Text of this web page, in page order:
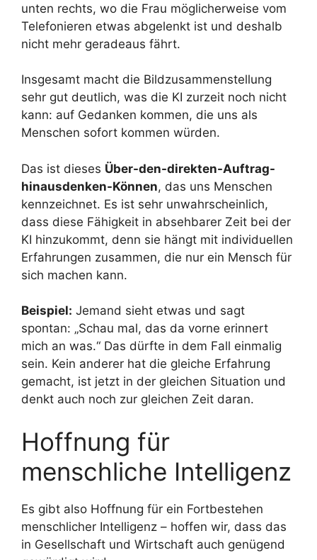
unten rechts, wo die Frau möglicherweise vom
Telefonieren etwas abgelenkt ist und deshalb
nicht mehr geradeaus fährt.
Insgesamt macht die Bildzusammenstellung
sehr gut deutlich, was die KI zurzeit noch nicht
kann: auf Gedanken kommen, die uns als
Menschen sofort kommen würden.
Das ist dieses Über-den-direkten-Auftrag-
hinausdenken-Können, das uns Menschen
kennzeichnet. Es ist sehr unwahrscheinlich,
dass diese Fähigkeit in absehbarer Zeit bei der
KI hinzukommt, denn sie hängt mit individuellen
Erfahrungen zusammen, die nur ein Mensch für
sich machen kann.
Beispiel: Jemand sieht etwas und sagt
spontan: „Schau mal, das da vorne erinnert
mich an was.“ Das dürfte in dem Fall einmalig
sein. Kein anderer hat die gleiche Erfahrung
gemacht, ist jetzt in der gleichen Situation und
denkt auch noch zur gleichen Zeit daran.
Hoffnung für
menschliche Intelligenz
Es gibt also Hoffnung für ein Fortbestehen
menschlicher Intelligenz – hoffen wir, dass das
in Gesellschaft und Wirtschaft auch genügend